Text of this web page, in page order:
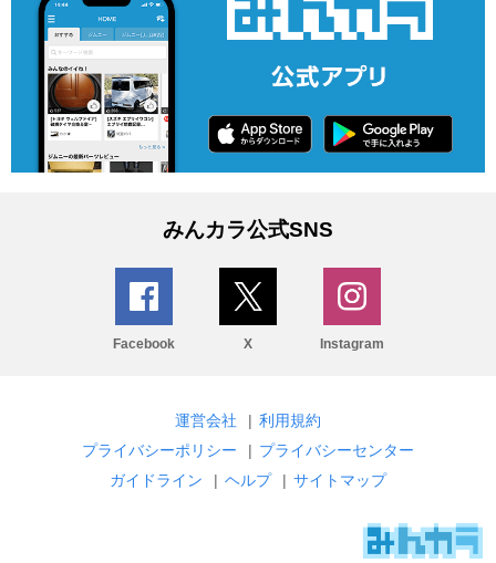
みんカラ公式SNS
Facebook X Instagram
運営会社 | 利用規約
プライバシーポリシー
| プライバシーセンター
ガイドライン
| ヘルプ | サイトマップ